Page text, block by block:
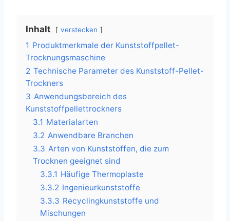
Inhalt verstecken
1 Produktmerkmale der Kunststoffpellet-
Trocknungsmaschine
2 Technische Parameter des Kunststoff-Pellet-
Trockners
3 Anwendungsbereich des
Kunststoffpellettrockners
3.1 Materialarten
3.2 Anwendbare Branchen
3.3 Arten von Kunststoffen, die zum
Trocknen geeignet sind
3.3.1 Häufige Thermoplaste
3.3.2 Ingenieurkunststoffe
3.3.3 Recyclingkunststoffe und
Mischungen